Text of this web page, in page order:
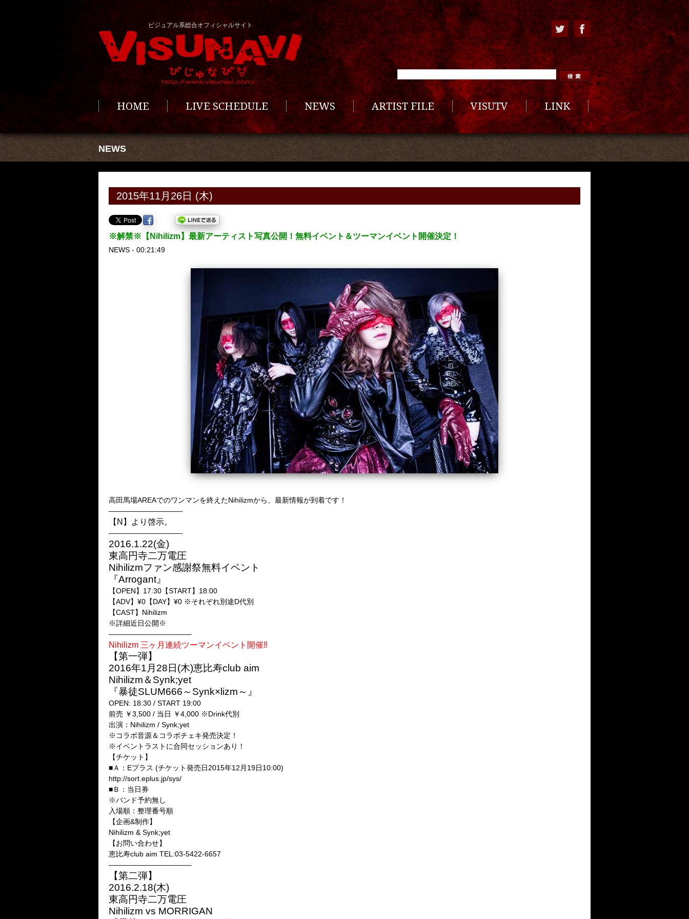
ビジュアル系総合オフィシャルサイト
HOME LIVE SCHEDULE NEWS ARTIST FILE VISUTV LINK
NEWS
2015年11月26日 (木)
※解禁※【Nihilizm】最新アーティスト写真公開！無料イベント＆ツーマンイベント開催決定！
NEWS - 00:21:49
高田馬場AREAでのワンマンを終えたNihilizmから、最新情報が到着です！
——————————-
【N】より啓示。
——————————-
2016.1.22(金)
東高円寺二万電圧
Nihilizmファン感謝祭無料イベント
『Arrogant』
【OPEN】17:30【START】18:00
【ADV】¥0【DAY】¥0 ※それぞれ別途D代別
【CAST】Nihilizm
※詳細近日公開※
———————————–
Nihilizm 三ヶ月連続ツーマンイベント開催‼︎
【第一弾】
2016年1月28日(木)恵比寿club aim
Nihilizm＆Synk;yet
『暴徒SLUM666～Synk×lizm～』
OPEN: 18:30 / START 19:00
前売 ￥3,500 / 当日 ￥4,000 ※Drink代別
出演：Nihilizm / Synk;yet
※コラボ音源＆コラボチェキ発売決定！
※イベントラストに合同セッションあり！
【チケット】
■Ａ：Eプラス (チケット発売日2015年12月19日10:00)
http://sort.eplus.jp/sys/
■Ｂ：当日券
※バンド予約無し
入場順：整理番号順
【企画&制作】
Nihilizm & Synk;yet
【お問い合わせ】
恵比寿club aim TEL:03-5422-6657
———————————–
【第二弾】
2016.2.18(木)
東高円寺二万電圧
Nihilizm vs MORRIGAN